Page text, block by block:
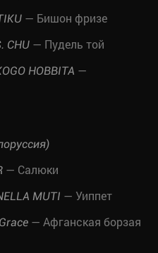
— Бишон фризе
CHU — Пудель той
HOBBITA —
— Салюки
MUTI — Уиппет
— Афганская борзая